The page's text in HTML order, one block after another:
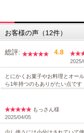
お客様の声（12件）
総評: 4.8
とにかくお菓子やお料理とオー
ら1年持つのもありがたい点です
もっさん様
2025/04/05